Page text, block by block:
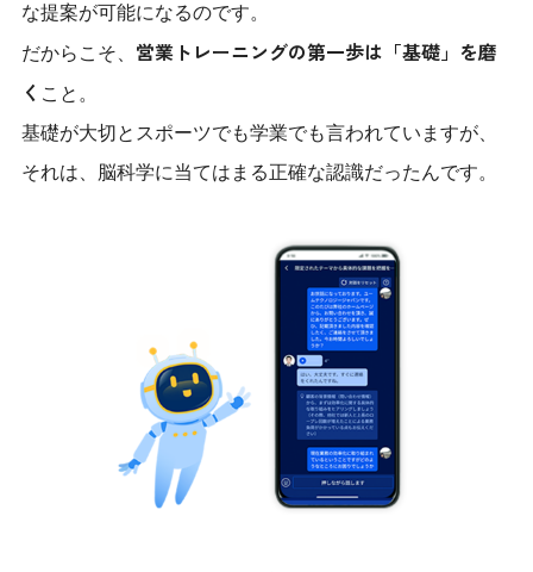
な提案が可能になるのです。
だからこそ、 営業トレーニングの第一歩は「基礎」を磨
く こと。
基礎が大切とスポーツでも学業でも言われていますが、
それは、脳科学に当てはまる正確な認識だったんです。